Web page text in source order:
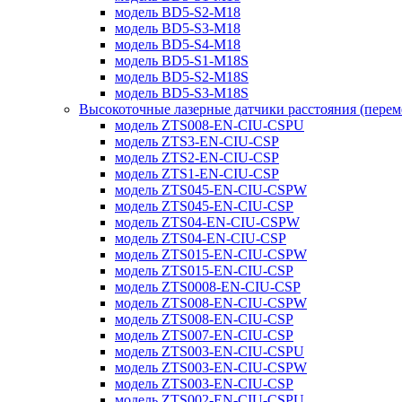
модель BD5-S2-M18
модель BD5-S3-M18
модель BD5-S4-M18
модель BD5-S1-M18S
модель BD5-S2-M18S
модель BD5-S3-M18S
Высокоточные лазерные датчики расстояния
модель ZTS008-EN-CIU-CSPU
модель ZTS3-EN-CIU-CSP
модель ZTS2-EN-CIU-CSP
модель ZTS1-EN-CIU-CSP
модель ZTS045-EN-CIU-CSPW
модель ZTS045-EN-CIU-CSP
модель ZTS04-EN-CIU-CSPW
модель ZTS04-EN-CIU-CSP
модель ZTS015-EN-CIU-CSPW
модель ZTS015-EN-CIU-CSP
модель ZTS0008-EN-CIU-CSP
модель ZTS008-EN-CIU-CSPW
модель ZTS008-EN-CIU-CSP
модель ZTS007-EN-CIU-CSP
модель ZTS003-EN-CIU-CSPU
модель ZTS003-EN-CIU-CSPW
модель ZTS003-EN-CIU-CSP